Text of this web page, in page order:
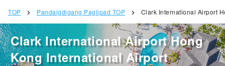
TOP Pandaigdigang Paglipad TOP Clark International Airport
Clark International Airport Hong
Kong International Airport